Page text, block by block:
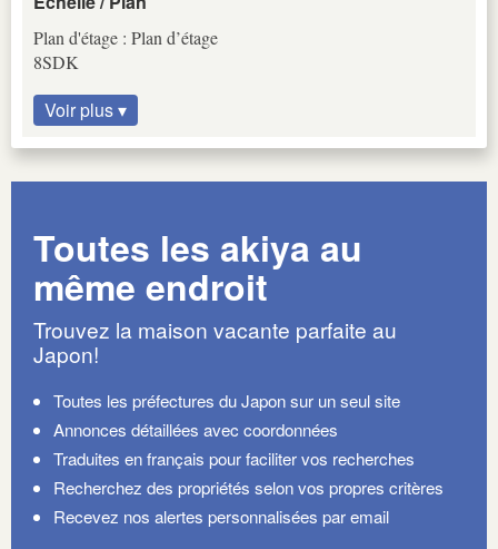
Plan d'étage : Plan d’étage
8SDK
Voir plus ▾
Toutes les akiya au
même endroit
Trouvez la maison vacante parfaite au
Japon!
Toutes les préfectures du Japon sur un seul site
Annonces détaillées avec coordonnées
Traduites en français pour faciliter vos recherches
Recherchez des propriétés selon vos propres critères
Recevez nos alertes personnalisées par email